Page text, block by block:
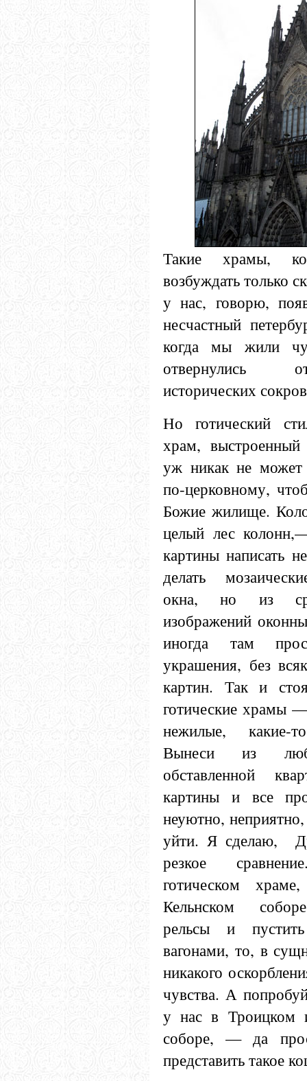
Такие храмы,
возбуждать только
у нас, говорю,
несчастный
когда мы жили
отвернулись
исторических
Но готический
храм,
уж никак не
по-церковному,
Божие жилище.
целый лес
картины написать
делать
окна, но из
изображений
иногда там
украшения, без
картин. Так и
готические храмы
нежилые, какие-
Вынеси из
обставленной
картины и все
неуютно, неприятно,
уйти. Я сделаю,
резкое
готическом
Кельнском
рельсы и
вагонами, то, в
никакого
чувства. А
у нас в Троицком
соборе, — да
представить такое